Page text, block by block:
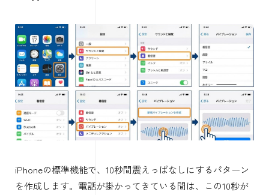
iPhoneの標準機能で、10秒間震えっぱなしにするパターン
を作成します。電話が掛かってきている間は、この10秒が